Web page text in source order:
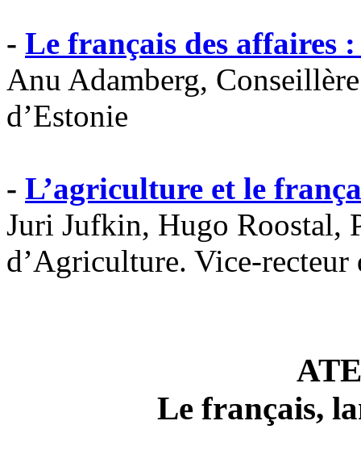
- Le français des affaires
Anu Adamberg,
d’Estonie
- L’agriculture et le
Juri Jufkin, Hugo Roostal,
d’Agriculture. Vice-
Le français,